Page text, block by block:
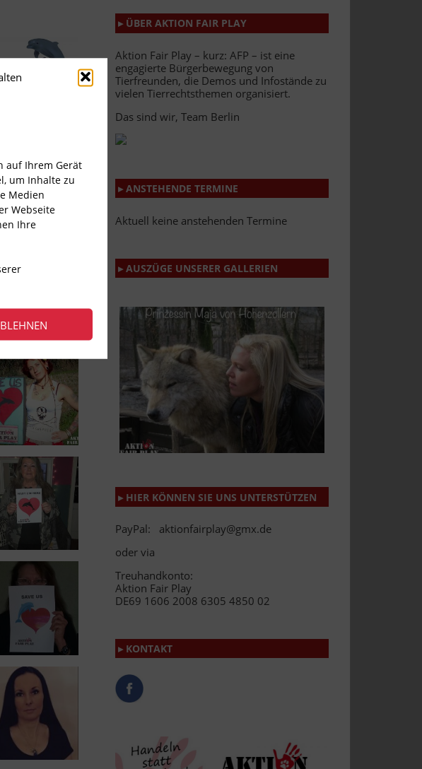
auf Ihrem Gerät
um Inhalte zu
Medien
Webseite
Ihre
▸ ÜBER AKTION FAIR PLAY
Aktion Fair Play – kurz: AFP – ist eine
engagierte Bürgerbewegung von
Tierfreunden, die Demos und Infostände zu
vielen Tierrechtsthemen organisiert.
Das sind wir, Team Berlin
▸ ANSTEHENDE TERMINE
Aktuell keine anstehenden Termine
▸ AUSZÜGE UNSERER GALLERIEN
▸ HIER KÖNNEN SIE UNS UNTERSTÜTZEN
PayPal: aktionfairplay@gmx.de
oder via
Treuhandkonto:
Aktion Fair Play
DE69 1606 2008 6305 4850 02
▸ KONTAKT